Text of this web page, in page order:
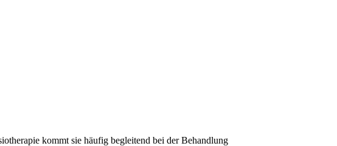
kommt sie häufig begleitend bei der Behandlung